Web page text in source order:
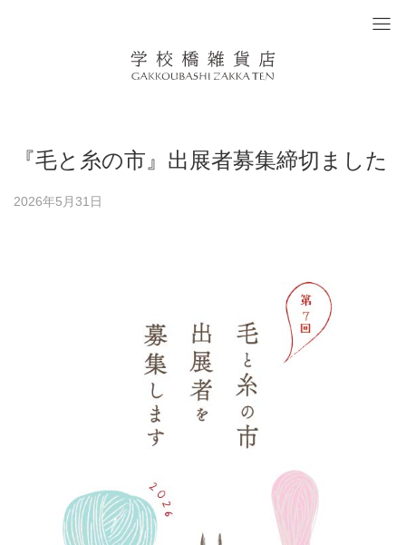
『毛と糸の市』出展者募集締切ました
2026年5月31日